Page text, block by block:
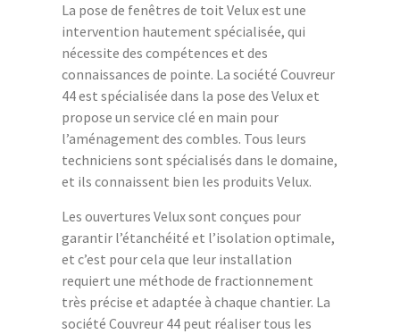
La pose de fenêtres de toit Velux est une
intervention hautement spécialisée, qui
nécessite des compétences et des
connaissances de pointe. La société Couvreur
44 est spécialisée dans la pose des Velux et
propose un service clé en main pour
l’aménagement des combles. Tous leurs
techniciens sont spécialisés dans le domaine,
et ils connaissent bien les produits Velux.
Les ouvertures Velux sont conçues pour
garantir l’étanchéité et l’isolation optimale,
et c’est pour cela que leur installation
requiert une méthode de fractionnement
très précise et adaptée à chaque chantier. La
société Couvreur 44 peut réaliser tous les